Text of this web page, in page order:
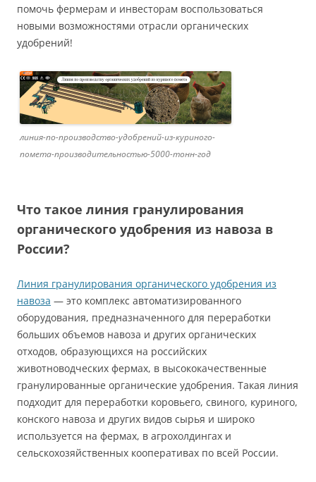
помочь фермерам и инвесторам воспользоваться
новыми возможностями отрасли органических
удобрений!
линия-по-производство-удобрений-из-куриного-
помета-производительностью-5000-тонн-год
Что такое линия гранулирования
органического удобрения из навоза в
России?
Линия гранулирования органического удобрения из
навоза — это комплекс автоматизированного
оборудования, предназначенного для переработки
больших объемов навоза и других органических
отходов, образующихся на российских
животноводческих фермах, в высококачественные
гранулированные органические удобрения. Такая линия
подходит для переработки коровьего, свиного, куриного,
конского навоза и других видов сырья и широко
используется на фермах, в агрохолдингах и
сельскохозяйственных кооперативах по всей России.